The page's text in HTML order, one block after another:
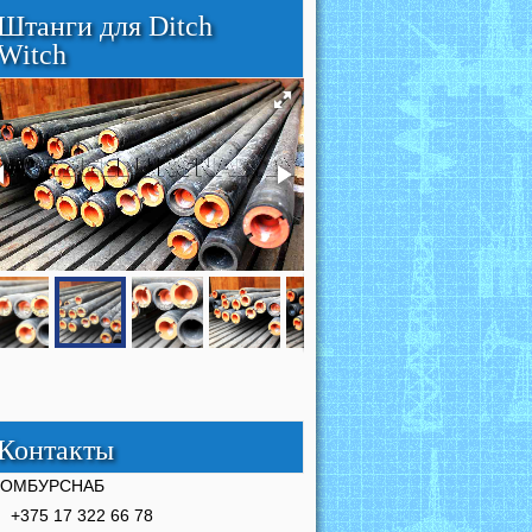
для Ditch
+375 17 322 66 78